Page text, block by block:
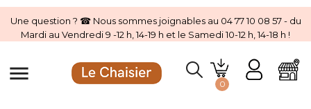
Une question ? ☎ Nous sommes joignables au 04 77 10 08 57 - du
Mardi au Vendredi 9 -12 h, 14-19 h et le Samedi 10-12 h, 14-18 h !
menu 0